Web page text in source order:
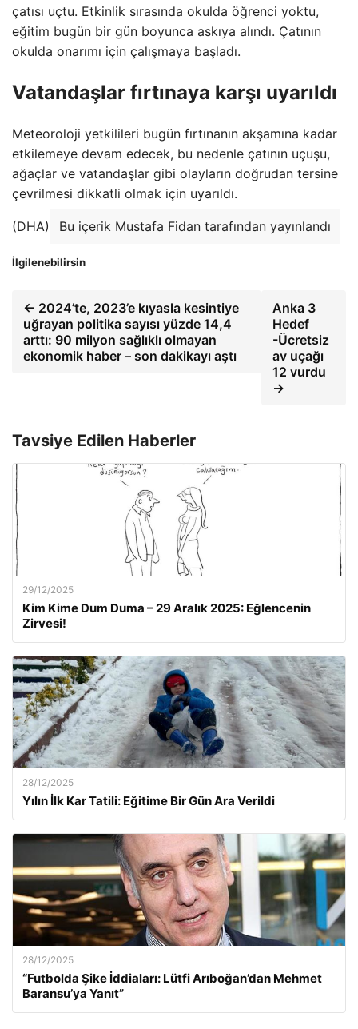
çatısı uçtu. Etkinlik sırasında okulda öğrenci yoktu,
eğitim bugün bir gün boyunca askıya alındı. Çatının
okulda onarımı için çalışmaya başladı.
Vatandaşlar fırtınaya karşı uyarıldı
Meteoroloji yetkilileri bugün fırtınanın akşamına kadar
etkilemeye devam edecek, bu nedenle çatının uçuşu,
ağaçlar ve vatandaşlar gibi olayların doğrudan tersine
çevrilmesi dikkatli olmak için uyarıldı.
(DHA) Bu içerik Mustafa Fidan tarafından yayınlandı
İlgilenebilirsin
← 2024’te, 2023’e kıyasla kesintiye
uğrayan politika sayısı yüzde 14,4
arttı: 90 milyon sağlıklı olmayan
ekonomik haber – son dakikayı aştı
Anka 3
Hedef
-Ücretsiz
av uçağı
12 vurdu
→
Tavsiye Edilen Haberler
29/12/2025
Kim Kime Dum Duma – 29 Aralık 2025: Eğlencenin
Zirvesi!
28/12/2025
Yılın İlk Kar Tatili: Eğitime Bir Gün Ara Verildi
28/12/2025
“Futbolda Şike İddiaları: Lütfi Arıboğan’dan Mehmet
Baransu’ya Yanıt”